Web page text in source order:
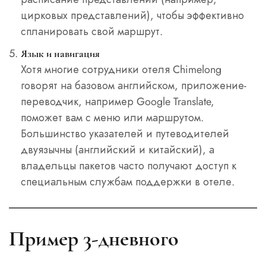
цирковых представлений), чтобы эффективно
спланировать свой маршрут.
Язык и навигация
Хотя многие сотрудники отеля Chimelong
говорят на базовом английском, приложение-
переводчик, например Google Translate,
поможет вам с меню или маршрутом.
Большинство указателей и путеводителей
двуязычны (английский и китайский), а
владельцы пакетов часто получают доступ к
специальным службам поддержки в отеле.
Пример 3-дневного